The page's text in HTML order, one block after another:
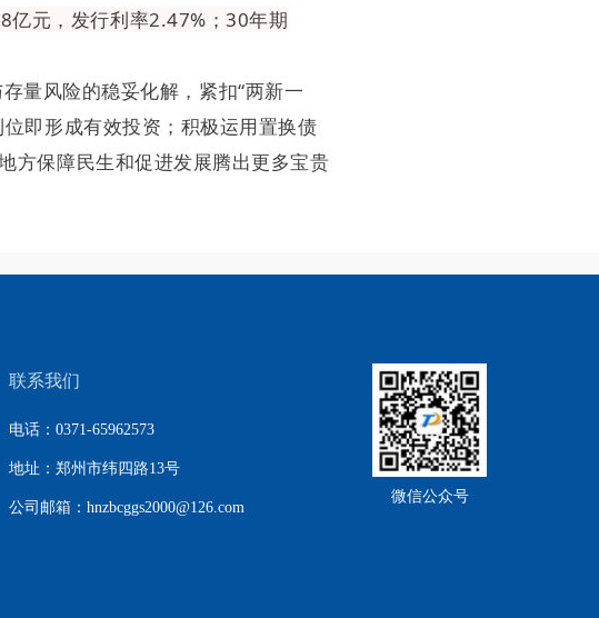
元，发行利率2.47%；30年期
量风险的稳妥化解，紧扣“两新一
即形成有效投资；积极运用置换债
方保障民生和促进发展腾出更多宝贵
联系我们
电话：0371-65962573
地址：郑州市纬四路13号
公司邮箱：hnzbcggs2000@126.com
微信公众号